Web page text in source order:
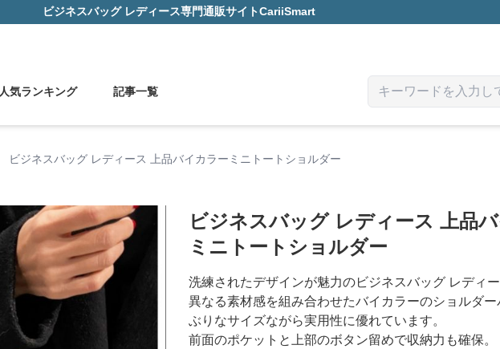
ビジネスバッグ レディース専門通販サイトCariiSmart
人気ランキング 記事一覧
ビジネスバッグ レディース 上品バイカラーミニトートショルダー
ビジネスバッグ レディース 上品
ミニトートショルダー
洗練されたデザインが魅力のビジネスバッグ レディー
異なる素材感を組み合わせたバイカラーのショルダ
ぶりなサイズながら実用性に優れています。
前面のポケットと上部のボタン留めで収納力も確保。